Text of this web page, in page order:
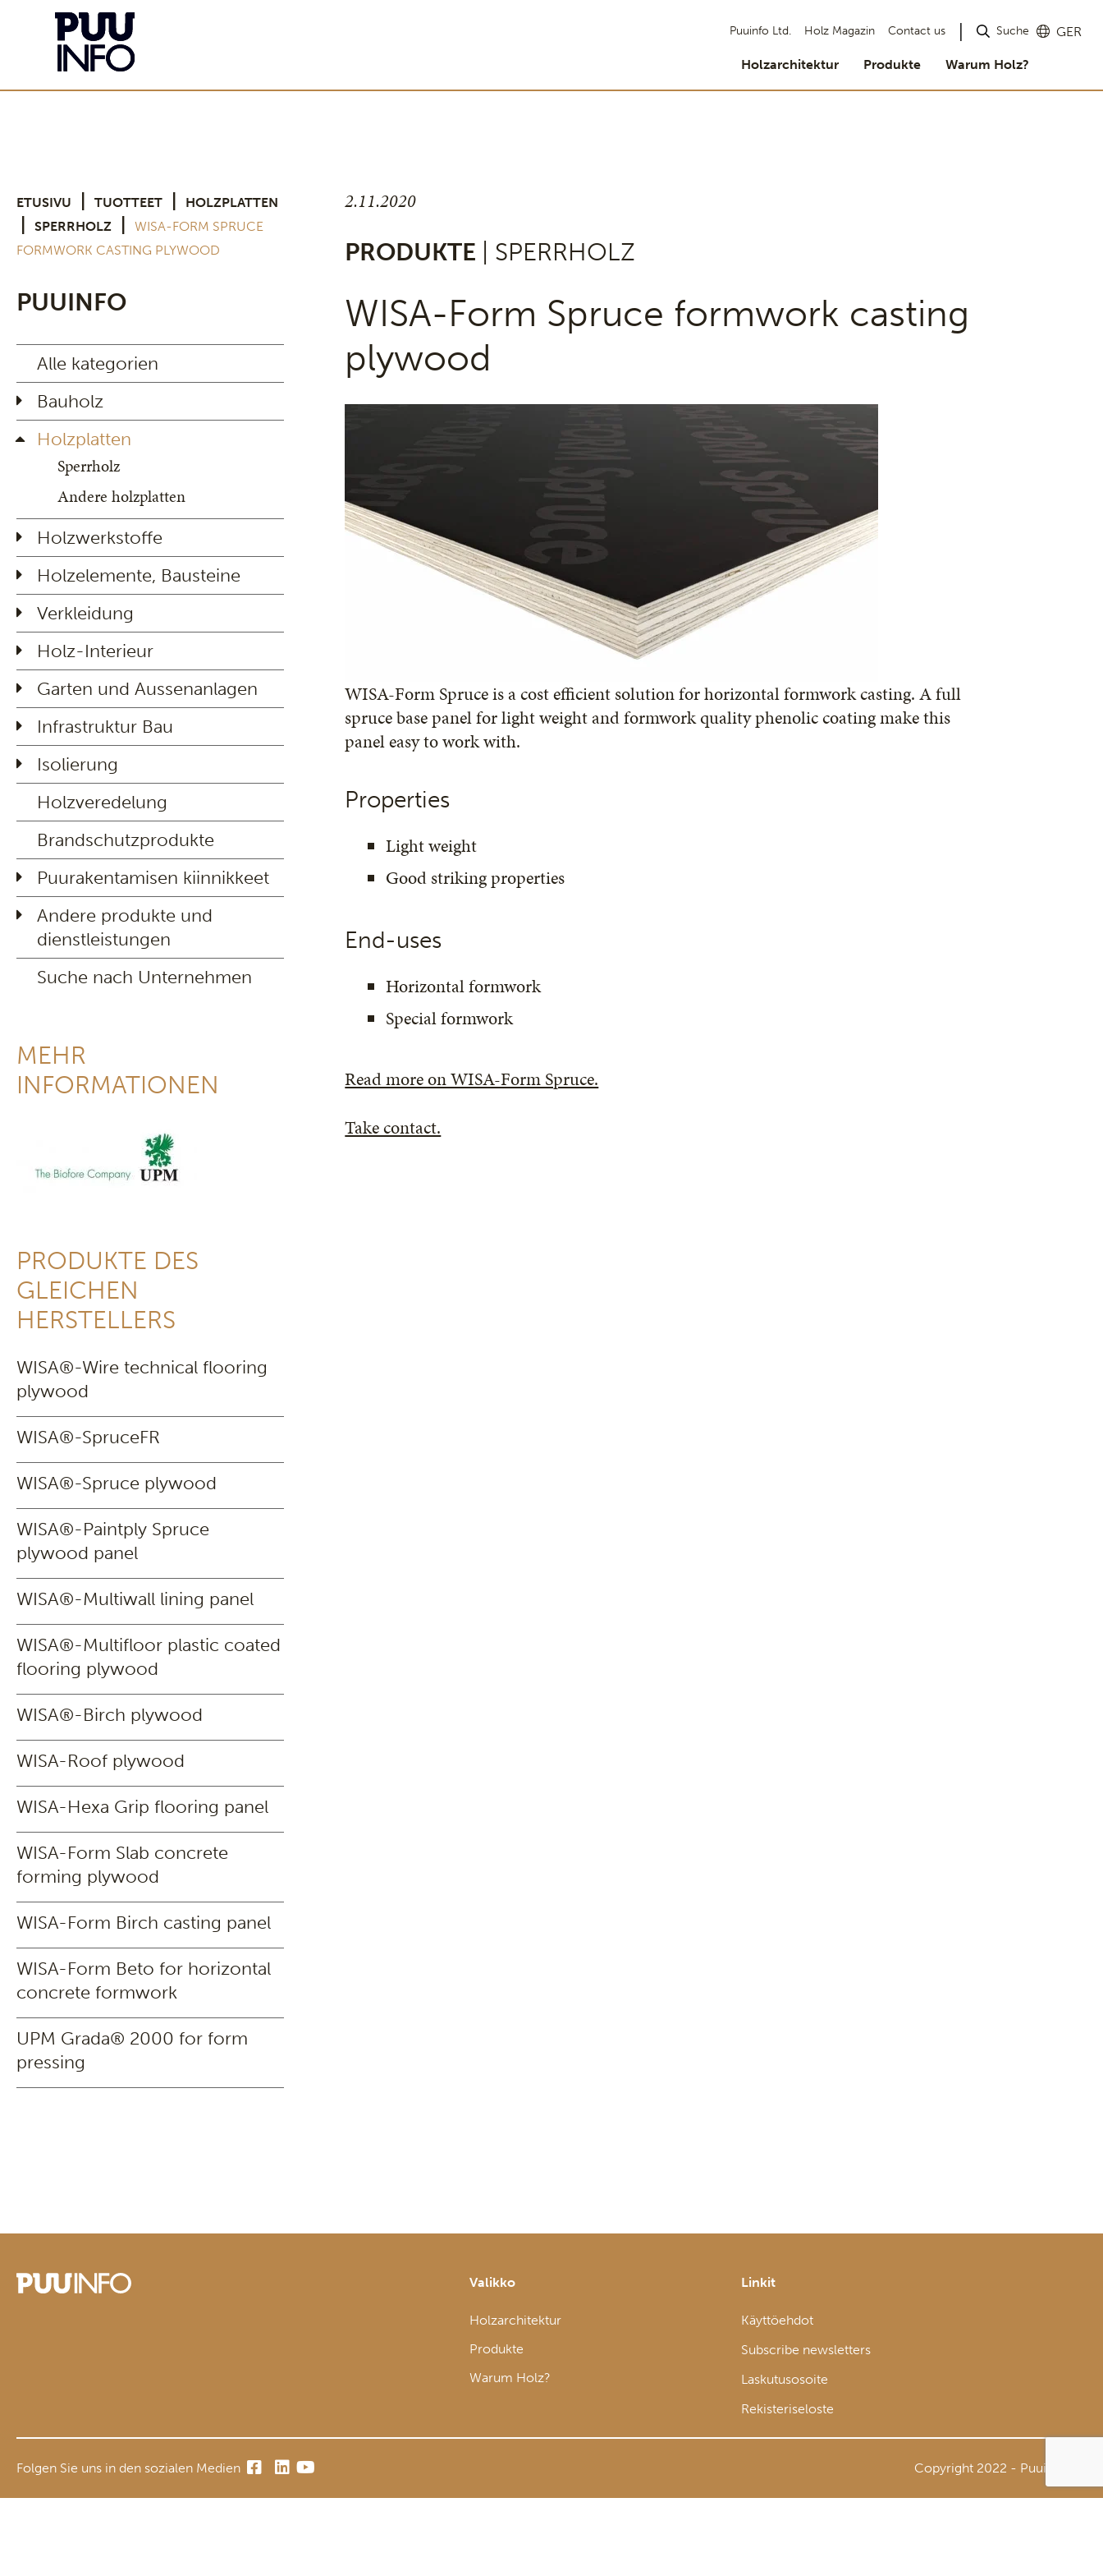
Puuinfo Ltd. Holz Magazin Contact us Suche GER
Holzarchitektur Produkte Warum Holz?
ETUSIVU TUOTTEET HOLZPLATTEN
SPERRHOLZ
WISA-FORM SPRUCE
FORMWORK CASTING PLYWOOD
PUUINFO
Alle kategorien
Bauholz
Holzplatten
Sperrholz
Andere holzplatten
Holzwerkstoffe
Holzelemente, Bausteine
Verkleidung
Holz-Interieur
Garten und Aussenanlagen
Infrastruktur Bau
Isolierung
Holzveredelung
Brandschutzprodukte
Puurakentamisen kiinnikkeet
Andere produkte und
dienstleistungen
Suche nach Unternehmen
MEHR
INFORMATIONEN
PRODUKTE DES
GLEICHEN
HERSTELLERS
WISA®-Wire technical flooring
plywood
WISA®-SpruceFR
WISA®-Spruce plywood
WISA®-Paintply Spruce
plywood panel
WISA®-Multiwall lining panel
WISA®-Multifloor plastic coated
flooring plywood
WISA®-Birch plywood
WISA-Roof plywood
WISA-Hexa Grip flooring panel
WISA-Form Slab concrete
forming plywood
WISA-Form Birch casting panel
WISA-Form Beto for horizontal
concrete formwork
UPM Grada® 2000 for form
pressing
2.11.2020
PRODUKTE | SPERRHOLZ
WISA-Form Spruce formwork casting
plywood
WISA-Form Spruce is a cost efficient solution for horizontal formwork casting. A full
spruce base panel for light weight and formwork quality phenolic coating make this
panel easy to work with.
Properties
Light weight
Good striking properties
End-uses
Horizontal formwork
Special formwork
Read more on WISA-Form Spruce.
Take contact.
Valikko
Holzarchitektur
Produkte
Warum Holz?
Linkit
Käyttöehdot
Subscribe newsletters
Laskutusosoite
Rekisteriseloste
Folgen Sie uns in den sozialen Medien Copyright 2022 - Puuinfo Oy